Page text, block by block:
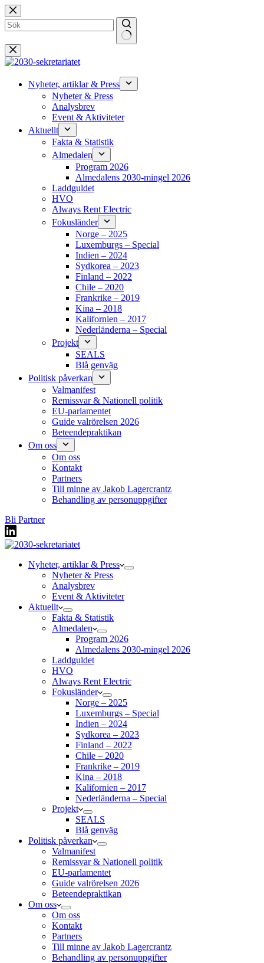
Hoppa
till
innehåll
Inga
resultat
Nyheter, artiklar & Press
Nyheter & Press
Analysbrev
Event & Aktiviteter
Aktuellt
Fakta & Statistik
Almedalen
Program 2026
Almedalens 2030-mingel 2026
Laddguldet
HVO
Always Rent Electric
Fokusländer
Norge – 2025
Luxemburgs – Special
Indien – 2024
Sydkorea – 2023
Finland – 2022
Chile – 2020
Frankrike – 2019
Kina – 2018
Kalifornien – 2017
Nederländerna – Special
Projekt
SEALS
Blå genväg
Politisk påverkan
Valmanifest
Remissvar & Nationell politik
EU-parlamentet
Guide valrörelsen 2026
Beteendepraktikan
Om oss
Om oss
Kontakt
Partners
Till minne av Jakob Lagercrantz
Behandling av personuppgifter
Bli Partner
Nyheter, artiklar & Press
Nyheter & Press
Analysbrev
Event & Aktiviteter
Aktuellt
Fakta & Statistik
Almedalen
Program 2026
Almedalens 2030-mingel 2026
Laddguldet
HVO
Always Rent Electric
Fokusländer
Norge – 2025
Luxemburgs – Special
Indien – 2024
Sydkorea – 2023
Finland – 2022
Chile – 2020
Frankrike – 2019
Kina – 2018
Kalifornien – 2017
Nederländerna – Special
Projekt
SEALS
Blå genväg
Politisk påverkan
Valmanifest
Remissvar & Nationell politik
EU-parlamentet
Guide valrörelsen 2026
Beteendepraktikan
Om oss
Om oss
Kontakt
Partners
Till minne av Jakob Lagercrantz
Behandling av personuppgifter